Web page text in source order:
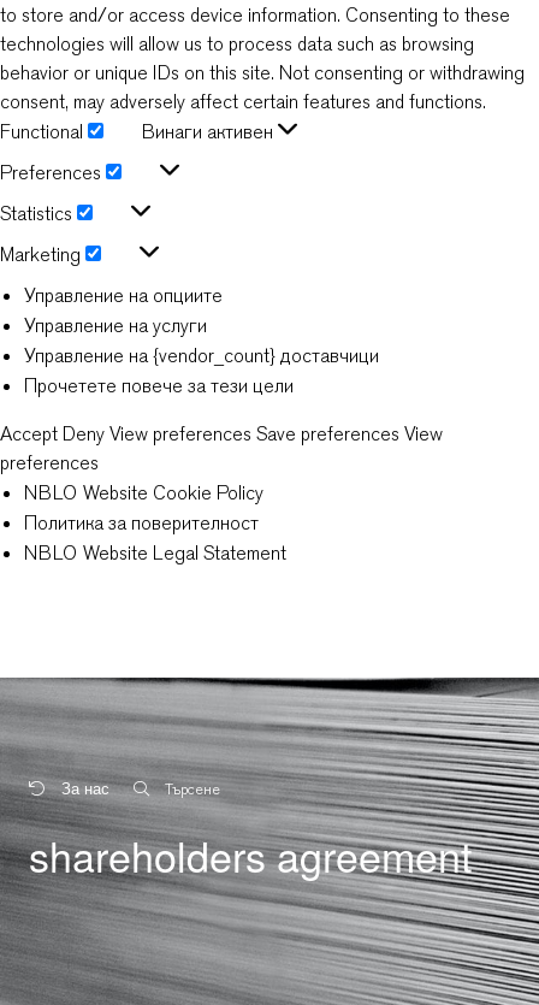
to store and/or access device information. Consenting to these
technologies will allow us to process data such as browsing
behavior or unique IDs on this site. Not consenting or withdrawing
consent, may adversely affect certain features and functions.
Functional
Винаги активен
Preferences
Statistics
Marketing
Управление на опциите
Управление на услуги
Управление на {vendor_count} доставчици
Прочетете повече за тези цели
Accept DenyView preferences Save preferences View
preferences
NBLO Website Cookie Policy
Политика за поверителност
NBLO Website Legal Statement
За нас Търсене
shareholders agreement